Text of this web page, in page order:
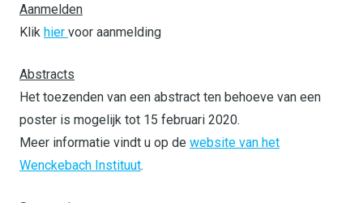
Aanmelden
Klik hier voor aanmelding
Abstracts
Het toezenden van een abstract ten behoeve van een
poster is mogelijk tot 15 februari 2020.
Meer informatie vindt u op de website van het
Wenckebach Instituut.